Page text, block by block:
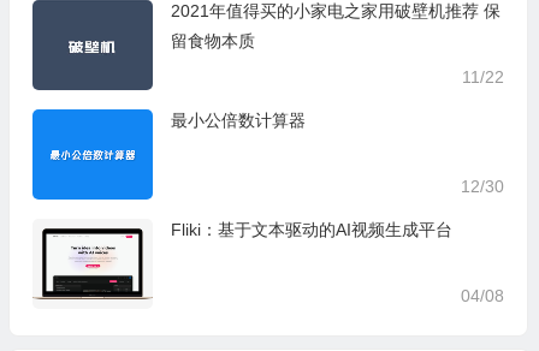
2021年值得买的小家电之家用破壁机推荐 保
留食物本质
11/22
最小公倍数计算器
12/30
Fliki：基于文本驱动的AI视频生成平台
04/08